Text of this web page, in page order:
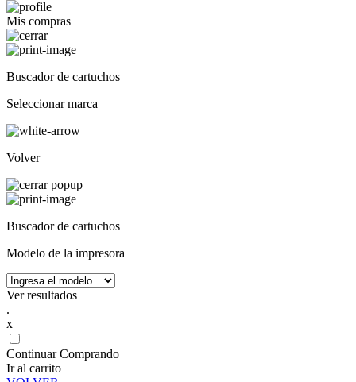
Mis compras
Buscador de cartuchos
Seleccionar marca
Volver
Buscador de cartuchos
Modelo de la impresora
Ver resultados
.
x
Continuar Comprando
Ir al carrito